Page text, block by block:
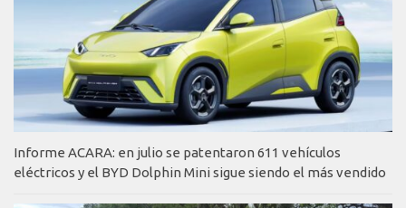
Informe ACARA: en julio se patentaron 611 vehículos
eléctricos y el BYD Dolphin Mini sigue siendo el más vendido